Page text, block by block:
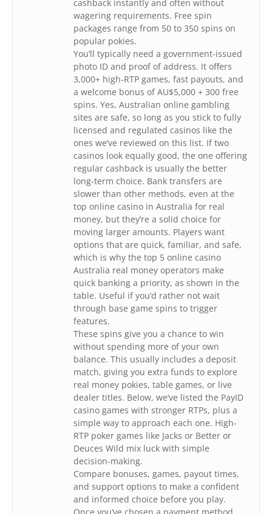
cashback instantly and often without
wagering requirements. Free spin
packages range from 50 to 350 spins on
popular pokies.
You’ll typically need a government-issued
photo ID and proof of address. It offers
3,000+ high-RTP games, fast payouts, and
a welcome bonus of AU$5,000 + 300 free
spins. Yes, Australian online gambling
sites are safe, so long as you stick to fully
licensed and regulated casinos like the
ones we’ve reviewed on this list. If two
casinos look equally good, the one offering
regular cashback is usually the better
long-term choice. Bank transfers are
slower than other methods, even at the
top online casino in Australia for real
money, but they’re a solid choice for
moving larger amounts. Players want
options that are quick, familiar, and safe,
which is why the top 5 online casino
Australia real money operators make
quick banking a priority, as shown in the
table. Useful if you’d rather not wait
through base game spins to trigger
features.
These spins give you a chance to win
without spending more of your own
balance. This usually includes a deposit
match, giving you extra funds to explore
real money pokies, table games, or live
dealer titles. Below, we’ve listed the PayID
casino games with stronger RTPs, plus a
simple way to approach each one. High-
RTP poker games like Jacks or Better or
Deuces Wild mix luck with simple
decision-making.
Compare bonuses, games, payout times,
and support options to make a confident
and informed choice before you play.